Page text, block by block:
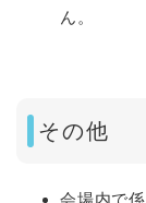
ん。
その他